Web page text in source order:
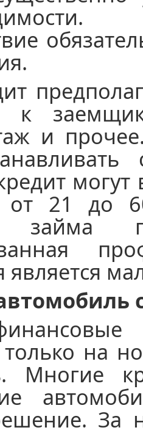
к
и
могут
от 21 до
займа
только на
Многие
За